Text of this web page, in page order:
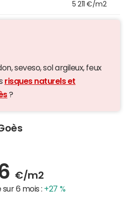
5 211 €/m2
seveso, sol argileux, feux
risques naturels et
?
€/m2
6 mois : +27 %